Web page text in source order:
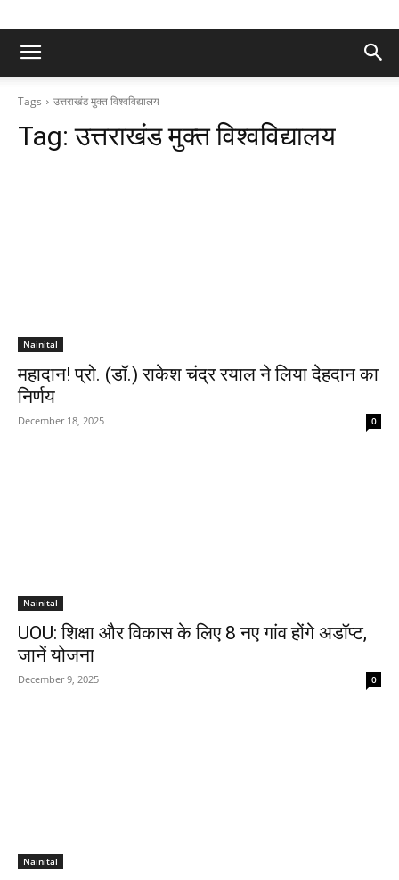
Tags उत्तराखंड मुक्त विश्वविद्यालय
Tag:उत्तराखंड मुक्त विश्वविद्यालय
Nainital
महादान! प्रो. (डॉ.) राकेश चंद्र रयाल ने लिया देहदान का
निर्णय
December 18, 2025 0
Nainital
UOU: शिक्षा और विकास के लिए 8 नए गांव होंगे अडॉप्ट,
जानें योजना
December 9, 2025 0
Nainital